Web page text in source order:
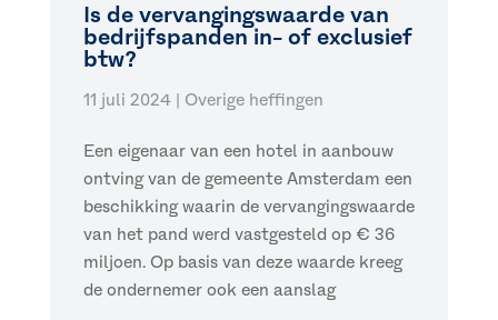
Is de vervangingswaarde van
bedrijfspanden in- of exclusief
btw?
11 juli 2024| Overige heffingen
Een eigenaar van een hotel in aanbouw
ontving van de gemeente Amsterdam een
beschikking waarin de vervangingswaarde
van het pand werd vastgesteld op € 36
miljoen. Op basis van deze waarde kreeg
de ondernemer ook een aanslag